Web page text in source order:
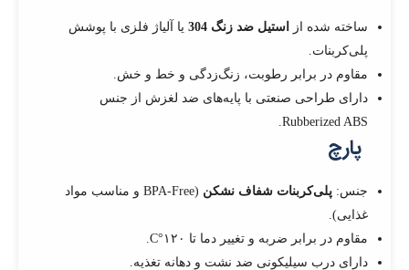
ساخته شده از استیل ضد زنگ 304
یا آلیاژ فلزی با پوشش
پلی‌کربنات.
مقاوم در برابر رطوبت، زنگ‌زدگی و خط و خش.
دارای طراحی صنعتی با پایه‌های ضد لغزش از جنس
Rubberized ABS.
پارچ
جنس: پلی‌کربنات شفاف نشکن
(BPA-Free و مناسب مواد
غذایی).
مقاوم در برابر ضربه و تغییر دما تا ۱۲۰°C.
دارای درب سیلیکونی ضد نشت و دهانه تغذیه.